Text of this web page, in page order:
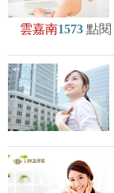
雲嘉南1573 點閱